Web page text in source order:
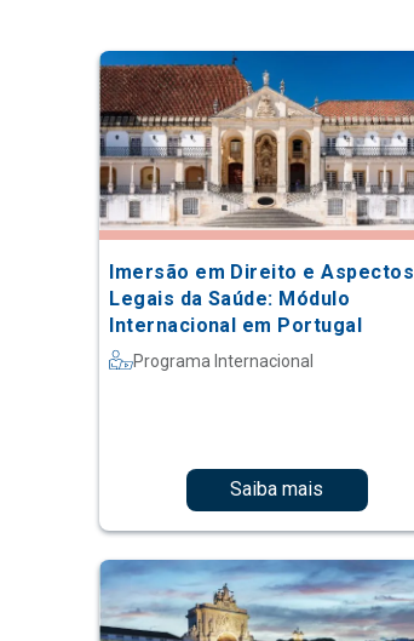
Imersão em Direito e Aspectos
Legais da Saúde: Módulo
Internacional em Portugal
Programa Internacional
Saiba mais